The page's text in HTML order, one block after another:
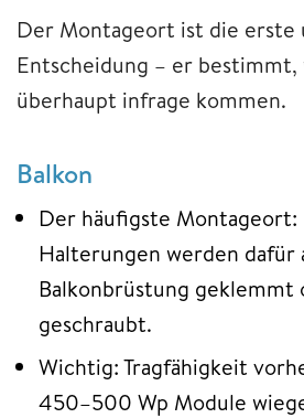
Der Montageort ist die erste
Entscheidung – er bestimmt,
überhaupt infrage kommen.
Balkon
Der häufigste
Halterungen werden dafür
Balkonbrüstung geklemmt
geschraubt.
Wichtig: Tragfähigkeit
450–500 Wp Module